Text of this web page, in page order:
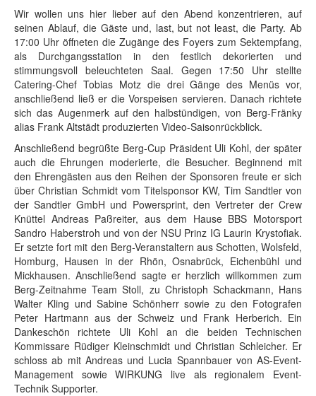
Wir wollen uns hier lieber auf den Abend konzentrieren, auf
seinen Ablauf, die Gäste und, last, but not least, die Party. Ab
17:00 Uhr öffneten die Zugänge des Foyers zum Sektempfang,
als Durchgangsstation in den festlich dekorierten und
stimmungsvoll beleuchteten Saal. Gegen 17:50 Uhr stellte
Catering-Chef Tobias Motz die drei Gänge des Menüs vor,
anschließend ließ er die Vorspeisen servieren. Danach richtete
sich das Augenmerk auf den halbstündigen, von Berg-Fränky
alias Frank Altstädt produzierten Video-Saisonrückblick.
Anschließend begrüßte Berg-Cup Präsident Uli Kohl, der später
auch die Ehrungen moderierte, die Besucher. Beginnend mit
den Ehrengästen aus den Reihen der Sponsoren freute er sich
über Christian Schmidt vom Titelsponsor KW, Tim Sandtler von
der Sandtler GmbH und Powersprint, den Vertreter der Crew
Knüttel Andreas Paßreiter, aus dem Hause BBS Motorsport
Sandro Haberstroh und von der NSU Prinz IG Laurin Krystofiak.
Er setzte fort mit den Berg-Veranstaltern aus Schotten, Wolsfeld,
Homburg, Hausen in der Rhön, Osnabrück, Eichenbühl und
Mickhausen. Anschließend sagte er herzlich willkommen zum
Berg-Zeitnahme Team Stoll, zu Christoph Schackmann, Hans
Walter Kling und Sabine Schönherr sowie zu den Fotografen
Peter Hartmann aus der Schweiz und Frank Herberich. Ein
Dankeschön richtete Uli Kohl an die beiden Technischen
Kommissare Rüdiger Kleinschmidt und Christian Schleicher. Er
schloss ab mit Andreas und Lucia Spannbauer von AS-Event-
Management sowie WIRKUNG live als regionalem Event-
Technik Supporter.